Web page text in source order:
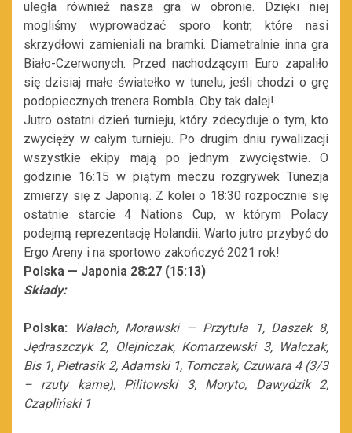
uległa również nasza gra w obronie. Dzięki niej
mogliśmy wyprowadzać sporo kontr, które nasi
skrzydłowi zamieniali na bramki. Diametralnie inna gra
Biało-Czerwonych. Przed nachodzącym Euro zapaliło
się dzisiaj małe światełko w tunelu, jeśli chodzi o grę
podopiecznych trenera Rombla. Oby tak dalej!
Jutro ostatni dzień turnieju, który zdecyduje o tym, kto
zwycięży w całym turnieju. Po drugim dniu rywalizacji
wszystkie ekipy mają po jednym zwycięstwie. O
godzinie 16:15 w piątym meczu rozgrywek Tunezja
zmierzy się z Japonią. Z kolei o 18:30 rozpocznie się
ostatnie starcie 4 Nations Cup, w którym Polacy
podejmą reprezentację Holandii. Warto jutro przybyć do
Ergo Areny i na sportowo zakończyć 2021 rok!
Polska — Japonia 28:27 (15:13)
Składy:
Polska:
Wałach, Morawski — Przytuła 1, Daszek 8,
Jędraszczyk 2, Olejniczak, Komarzewski 3, Walczak,
Bis 1, Pietrasik 2, Adamski 1, Tomczak, Czuwara 4 (3/3
– rzuty karne), Pilitowski 3, Moryto, Dawydzik 2,
Czapliński 1